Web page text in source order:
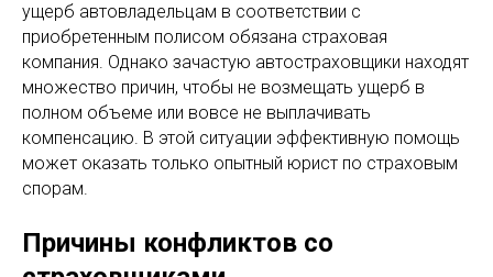
ущерб автовладельцам в соответствии с
приобретенным полисом обязана страховая
компания. Однако зачастую автостраховщики находят
множество причин, чтобы не возмещать ущерб в
полном объеме или вовсе не выплачивать
компенсацию. В этой ситуации эффективную помощь
может оказать только опытный юрист по страховым
спорам.
Причины конфликтов со